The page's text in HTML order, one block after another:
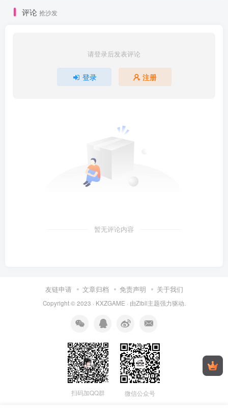
评论 抢沙发
请登录后发表评论
登录 注册
暂无评论内容
友链申请 文章归档 免责声明 关于我们
Copyright © 2023 · KXZGAME · 由Zibll主题强力驱动.
扫码加QQ群 微信公众号